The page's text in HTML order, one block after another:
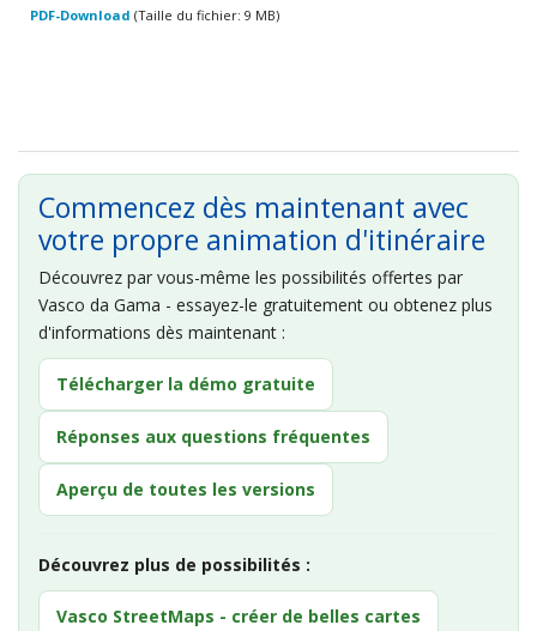
PDF-Download (Taille du fichier: 9 MB)
Commencez dès maintenant avec
votre propre animation d'itinéraire
Découvrez par vous-même les possibilités offertes par
Vasco da Gama - essayez-le gratuitement ou obtenez plus
d'informations dès maintenant :
Télécharger la démo gratuite
Réponses aux questions fréquentes
Aperçu de toutes les versions
Découvrez plus de possibilités :
Vasco StreetMaps - créer de belles cartes